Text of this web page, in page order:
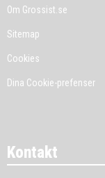
Om Grossist.se
Sitemap
Cookies
Dina Cookie-prefenser
Kontakt